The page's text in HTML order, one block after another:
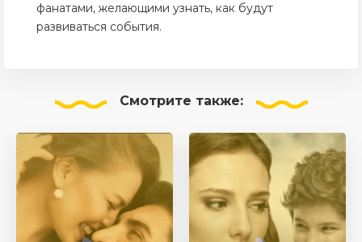
фанатами, желающими узнать, как будут
развиваться события.
Смотрите также: